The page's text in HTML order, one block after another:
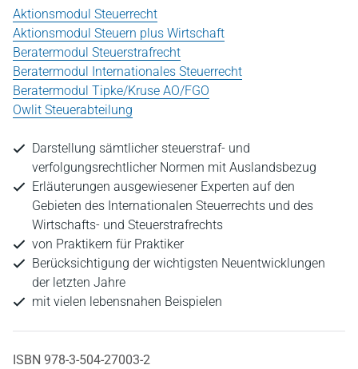
Aktionsmodul Steuerrecht
Aktionsmodul Steuern plus Wirtschaft
Beratermodul Steuerstrafrecht
Beratermodul Internationales Steuerrecht
Beratermodul Tipke/Kruse AO/FGO
Owlit Steuerabteilung
Darstellung sämtlicher steuerstraf- und
verfolgungsrechtlicher Normen mit Auslandsbezug
Erläuterungen ausgewiesener Experten auf den
Gebieten des Internationalen Steuerrechts und des
Wirtschafts- und Steuerstrafrechts
von Praktikern für Praktiker
Berücksichtigung der wichtigsten Neuentwicklungen
der letzten Jahre
mit vielen lebensnahen Beispielen
ISBN 978-3-504-27003-2